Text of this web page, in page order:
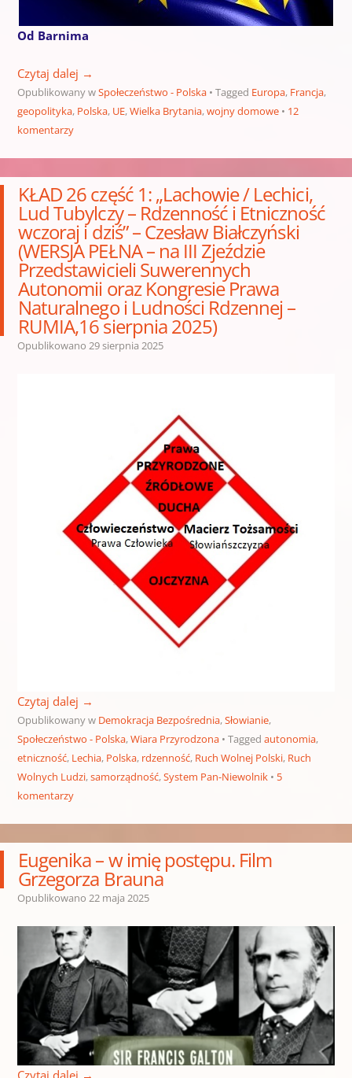
Od Barnima
Czytaj dalej →
Opublikowany wSpołeczeństwo - Polska Tagged Europa, Francja,
geopolityka, Polska, UE,Wielka Brytania,wojny domowe
12
komentarzy
KŁAD 26 część 1: „Lachowie / Lechici,
Lud Tubylczy – Rdzenność i Etniczność
wczoraj i dziś” – Czesław Białczyński
(WERSJA PEŁNA – na III Zjeździe
Przedstawicieli Suwerennych
Autonomii oraz Kongresie Prawa
Naturalnego i Ludności Rdzennej –
RUMIA,16 sierpnia 2025)
Opublikowano 29 sierpnia 2025
Czytaj dalej →
Opublikowany w Demokracja Bezpośrednia,Słowianie,
Społeczeństwo - Polska,Wiara Przyrodzona Tagged autonomia,
etniczność, Lechia, Polska, rdzenność, Ruch Wolnej Polski, Ruch
Wolnych Ludzi,samorządność,System Pan-Niewolnik
5
komentarzy
Eugenika – w imię postępu. Film
Grzegorza Brauna
Opublikowano 22 maja 2025
Czytaj dalej →